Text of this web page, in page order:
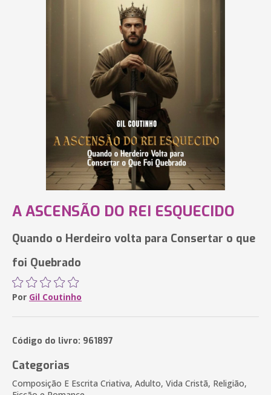
A ASCENSÃO DO REI ESQUECIDO
Quando o Herdeiro volta para Consertar o que
foi Quebrado
Por Gil Coutinho
Código do livro: 961897
Categorias
Composição E Escrita Criativa, Adulto, Vida Cristã, Religião,